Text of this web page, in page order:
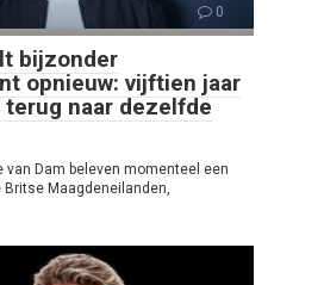
0
bijzonder
opnieuw: vijftien jaar
naar dezelfde
van Dam beleven momenteel een
Maagdeneilanden,